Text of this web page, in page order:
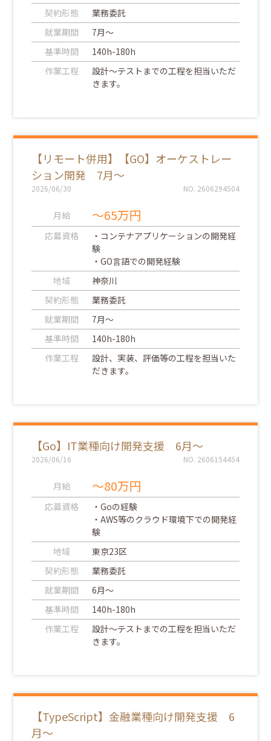
契約形態
業務委託
就業期間
7月～
基準時間
140h-180h
作業工程
設計～テストまでの工程を担当いただ
きます。
【リモート併用】【GO】オーケストレー
ション開発 7月～
2026/06/30 NO. 2606294504
月給 ～65万円
応募資格
・コンテナアプリケーションの開発経
験
・GO言語での開発経験
地域
神奈川
契約形態
業務委託
就業期間
7月～
基準時間
140h-180h
作業工程
設計、実装、評価等の工程を担当いた
だきます。
【Go】IT業種向け開発支援 6月～
2026/06/16 NO. 2606154454
月給 ～80万円
応募資格
・Goの経験
・AWS等のクラウド環境下での開発経
験
地域
東京23区
契約形態
業務委託
就業期間
6月～
基準時間
140h-180h
作業工程
設計～テストまでの工程を担当いただ
きます。
【TypeScript】金融業種向け開発支援 6
月～